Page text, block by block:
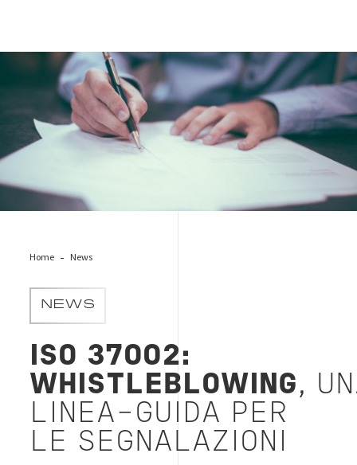
signature-act
Home News
NEWS
ISO 37002:
WHISTLEBLOWING,
LINEA-GUIDA PER
LE SEGNALAZIONI